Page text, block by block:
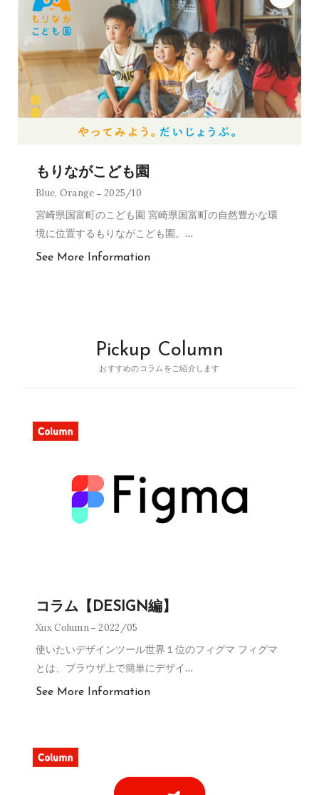
もりながこども園
Blue, Orange 2025/10
宮崎県国富町のこども園 宮崎県国富町の自然豊かな環
境に位置するもりながこども園。 …
See More Information
Pickup Column
おすすめのコラムをご紹介します
コラム【DESIGN編】
Xux Column 2022/05
使いたいデザインツール世界１位のフィグマ フィグマ
とは、ブラウザ上で簡単にデザイ…
See More Information